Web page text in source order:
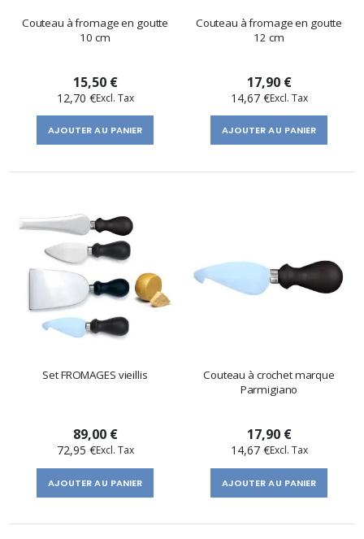
Couteau à fromage en goutte
10 cm
15,50 €
12,70 €
AJOUTER AU PANIER
Couteau à fromage en goutte
12 cm
17,90 €
14,67 €
AJOUTER AU PANIER
Set FROMAGES vieillis
89,00 €
72,95 €
AJOUTER AU PANIER
Couteau à crochet marque
Parmigiano
17,90 €
14,67 €
AJOUTER AU PANIER